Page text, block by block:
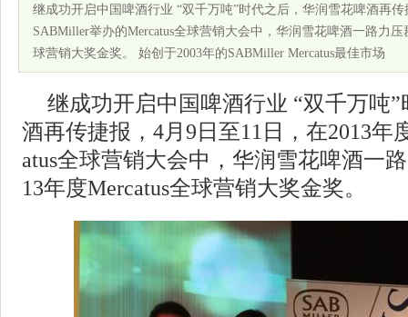
继成功开启中国啤酒行业 “双千万吨”时代之后，华润雪花啤酒再
SABMiller举办的Mercatus全球营销大会中，华润雪花啤酒一路力压
球营销大奖金奖。 始创于2003年的SABMiller Mercatus最佳市场
继成功开启中国啤酒行业 “双千万吨
酒再传捷报，4月9日至11日，在2013年
atus全球营销大会中，华润雪花啤酒一
13年度Mercatus全球营销大奖金奖。